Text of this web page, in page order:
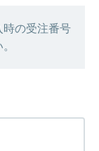
時の受注番号